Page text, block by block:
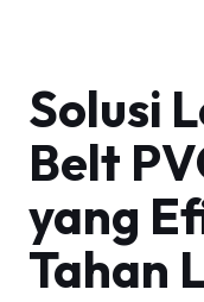
Solusi
Belt
yang
Tahan